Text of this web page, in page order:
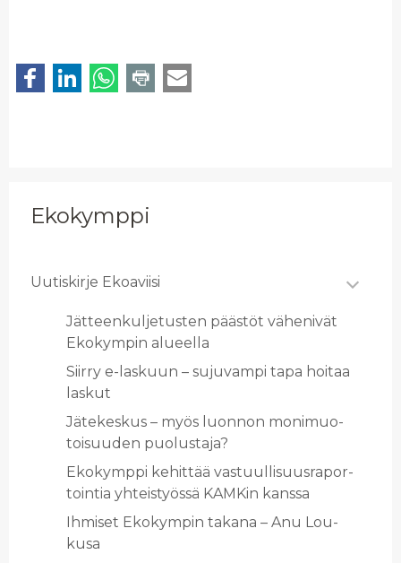
Ekokymppi
Uu­tis­kir­je Ekoa­vii­si
Jät­teen­kul­je­tus­ten pääs­töt vä­he­ni­vät
Eko­kym­pin alu­eel­la
Siir­ry e-las­kuun – su­ju­vam­pi tapa hoi­taa
las­kut
Jä­te­kes­kus – myös luon­non mo­ni­muo­
toi­suu­den puo­lus­ta­ja?
Eko­kymp­pi ke­hit­tää vas­tuul­li­suus­ra­por­
toin­tia yh­teis­työs­sä KAM­Kin kans­sa
Ih­mi­set Eko­kym­pin ta­ka­na – Anu Lou­
kusa